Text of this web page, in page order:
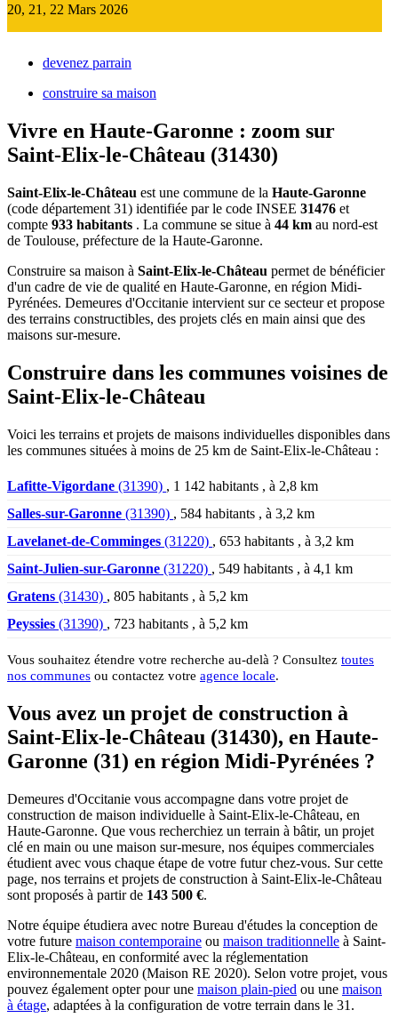
20, 21, 22 Mars 2026
devenez parrain
construire sa maison
Vivre en Haute-Garonne : zoom sur
Saint-Elix-le-Château (31430)
Saint-Elix-le-Château est une commune de la Haute-Garonne
(code département 31) identifiée par le code INSEE 31476 et
compte 933 habitants . La commune se situe à 44 km au nord-est
de Toulouse, préfecture de la Haute-Garonne.
Construire sa maison à Saint-Elix-le-Château permet de bénéficier
d'un cadre de vie de qualité en Haute-Garonne, en région Midi-
Pyrénées. Demeures d'Occitanie intervient sur ce secteur et propose
des terrains constructibles, des projets clés en main ainsi que des
maisons sur-mesure.
Construire dans les communes voisines de
Saint-Elix-le-Château
Voici les terrains et projets de maisons individuelles disponibles dans
les communes situées à moins de 25 km de Saint-Elix-le-Château :
Lafitte-Vigordane (31390) , 1 142 habitants , à 2,8 km
Salles-sur-Garonne (31390) , 584 habitants , à 3,2 km
Lavelanet-de-Comminges (31220) , 653 habitants , à 3,2 km
Saint-Julien-sur-Garonne (31220) , 549 habitants , à 4,1 km
Gratens (31430) , 805 habitants , à 5,2 km
Peyssies (31390) , 723 habitants , à 5,2 km
Vous souhaitez étendre votre recherche au-delà ? Consultez toutes
nos communes ou contactez votre agence locale.
Vous avez un projet de construction à
Saint-Elix-le-Château (31430), en Haute-
Garonne (31) en région Midi-Pyrénées ?
Demeures d'Occitanie vous accompagne dans votre projet de
construction de maison individuelle à Saint-Elix-le-Château, en
Haute-Garonne. Que vous recherchiez un terrain à bâtir, un projet
clé en main ou une maison sur-mesure, nos équipes commerciales
étudient avec vous chaque étape de votre futur chez-vous. Sur cette
page, nos terrains et projets de construction à Saint-Elix-le-Château
sont proposés à partir de 143 500 €.
Notre équipe étudiera avec notre Bureau d'études la conception de
votre future maison contemporaine ou maison traditionnelle à Saint-
Elix-le-Château, en conformité avec la réglementation
environnementale 2020 (Maison RE 2020). Selon votre projet, vous
pouvez également opter pour une maison plain-pied ou une maison
à étage, adaptées à la configuration de votre terrain dans le 31.